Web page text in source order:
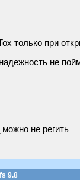
только при
не
не регить
9.8